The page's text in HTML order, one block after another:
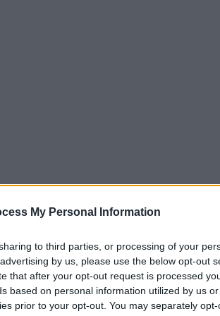
My Personal Information
to third parties, or processing of your
by us, please use the below opt-out
that after your opt-out request is processed
based on personal information utilized by us
prior to your opt-out. You may separately
deitrenta giocatoriche
in programma in
il gruppo